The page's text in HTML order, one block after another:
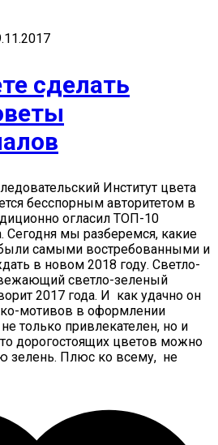
сделать
Институт цвета
бесспорным авторитетом в
огласил ТОП-10
Сегодня мы разберемся, какие
самыми востребованными и
в новом 2018 году. Светло-
светло-зеленый
2017 года. И как удачно он
мотивов в оформлении
только привлекателен, но и
дорогостоящих цветов можно
зелень. Плюс ко всему, не